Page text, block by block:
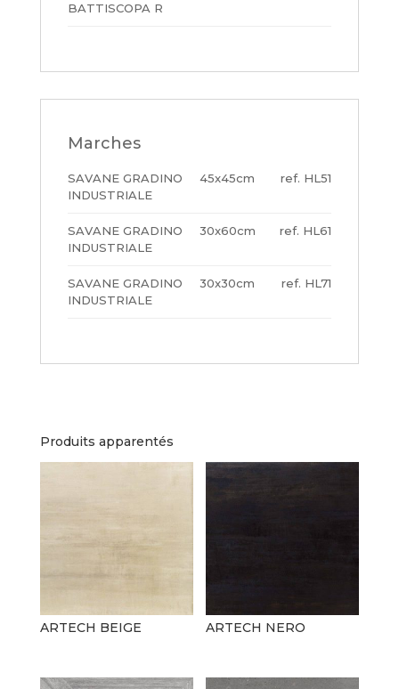
BATTISCOPA R
Marches
SAVANE GRADINO
INDUSTRIALE
45x45cm HL51
SAVANE GRADINO
INDUSTRIALE
30x60cm HL61
SAVANE GRADINO
INDUSTRIALE
30x30cm HL71
Produits apparentés
ARTECH BEIGE ARTECH NERO